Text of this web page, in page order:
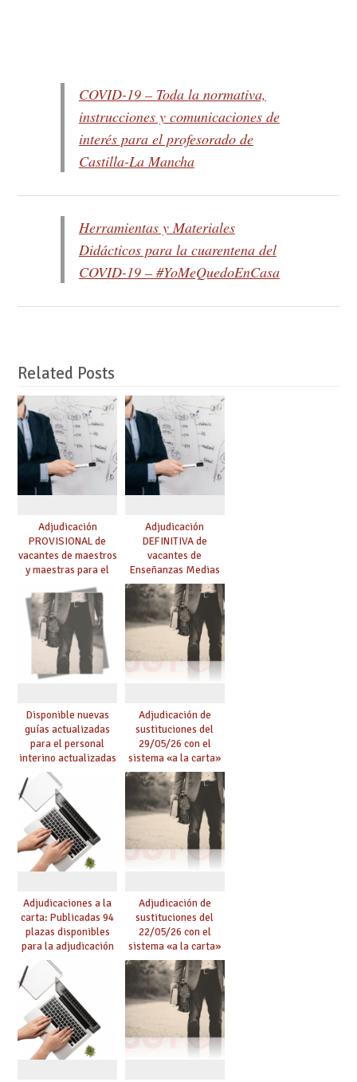
COVID-19 – Toda la normativa,
instrucciones y comunicaciones de
interés para el profesorado de
Castilla-La Mancha
Herramientas y Materiales
Didácticos para la cuarentena del
COVID-19 – #YoMeQuedoEnCasa
Related Posts
Adjudicación
PROVISIONAL de
vacantes de maestros
y maestras para el
curso 26-27
Adjudicación
DEFINITIVA de
vacantes de
Enseñanzas Medias
para el curso 26-27
Disponible nuevas
guías actualizadas
para el personal
interino actualizadas
para el curso 26/27
Adjudicación de
sustituciones del
29/05/26 con el
sistema «a la carta»
conseguido con el
Acuerdo de Mejoras
Adjudicaciones a la
carta: Publicadas 94
plazas disponibles
para la adjudicación
de mañana y abierto
plazo de solicitudes
Adjudicación de
sustituciones del
22/05/26 con el
sistema «a la carta»
conseguido con el
Acuerdo de Mejoras